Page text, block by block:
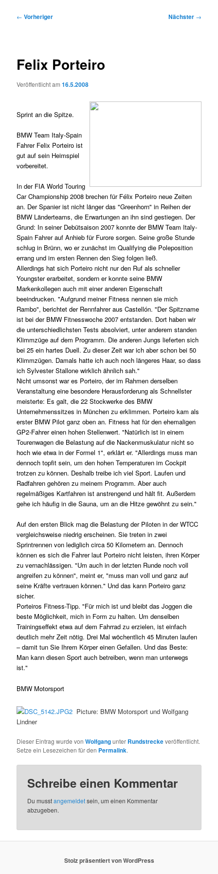
Beitragsnavigation
← Vorheriger Nächster →
Felix Porteiro
Veröffentlicht am16.5.2008
Sprint an die Spitze.
BMW Team Italy-Spain
Fahrer Felix Porteiro ist
gut auf sein Heimspiel
vorbereitet.
In der FIA World Touring
Car Championship 2008 brechen für Félix Porteiro neue Zeiten
an. Der Spanier ist nicht länger das "Greenhorn" in Reihen der
BMW Länderteams, die Erwartungen an ihn sind gestiegen. Der
Grund: In seiner Debütsaison 2007 konnte der BMW Team Italy-
Spain Fahrer auf Anhieb für Furore sorgen. Seine große Stunde
schlug in Brünn, wo er zunächst im Qualifying die Poleposition
errang und im ersten Rennen den Sieg folgen ließ.
Allerdings hat sich Porteiro nicht nur den Ruf als schneller
Youngster erarbeitet, sondern er konnte seine BMW
Markenkollegen auch mit einer anderen Eigenschaft
beeindrucken. "Aufgrund meiner Fitness nennen sie mich
Rambo", berichtet der Rennfahrer aus Castellón. "Der Spitzname
ist bei der BMW Fitnesswoche 2007 entstanden. Dort haben wir
die unterschiedlichsten Tests absolviert, unter anderem standen
Klimmzüge auf dem Programm. Die anderen Jungs lieferten sich
bei 25 ein hartes Duell. Zu dieser Zeit war ich aber schon bei 50
Klimmzügen. Damals hatte ich auch noch längeres Haar, so dass
ich Sylvester Stallone wirklich ähnlich sah."
Nicht umsonst war es Porteiro, der im Rahmen derselben
Veranstaltung eine besondere Herausforderung als Schnellster
meisterte: Es galt, die 22 Stockwerke des BMW
Unternehmenssitzes in München zu erklimmen. Porteiro kam als
erster BMW Pilot ganz oben an. Fitness hat für den ehemaligen
GP2-Fahrer einen hohen Stellenwert. "Natürlich ist in einem
Tourenwagen die Belastung auf die Nackenmuskulatur nicht so
hoch wie etwa in der Formel 1", erklärt er. "Allerdings muss man
dennoch topfit sein, um den hohen Temperaturen im Cockpit
trotzen zu können. Deshalb treibe ich viel Sport. Laufen und
Radfahren gehören zu meinem Programm. Aber auch
regelmäßiges Kartfahren ist anstrengend und hält fit. Außerdem
gehe ich häufig in die Sauna, um an die Hitze gewöhnt zu sein."
Auf den ersten Blick mag die Belastung der Piloten in der WTCC
vergleichsweise niedrig erscheinen. Sie treten in zwei
Sprintrennen von lediglich circa 50 Kilometern an. Dennoch
können es sich die Fahrer laut Porteiro nicht leisten, ihren Körper
zu vernachlässigen. "Um auch in der letzten Runde noch voll
angreifen zu können", meint er, "muss man voll und ganz auf
seine Kräfte vertrauen können." Und das kann Porteiro ganz
sicher.
Porteiros Fitness-Tipp. "Für mich ist und bleibt das Joggen die
beste Möglichkeit, mich in Form zu halten. Um denselben
Trainingseffekt etwa auf dem Fahrrad zu erzielen, ist einfach
deutlich mehr Zeit nötig. Drei Mal wöchentlich 45 Minuten laufen
– damit tun Sie Ihrem Körper einen Gefallen. Und das Beste:
Man kann diesen Sport auch betreiben, wenn man unterwegs
ist."
BMW Motorsport
Picture: BMW Motorsport und Wolfgang
Lindner
Dieser Eintrag wurde vonWolfgangunter Rundstreckeveröffentlicht.
Setze ein Lesezeichen für den Permalink.
Schreibe einen Kommentar
Du musstangemeldetsein, um einen Kommentar
abzugeben.
Stolz präsentiert von WordPress